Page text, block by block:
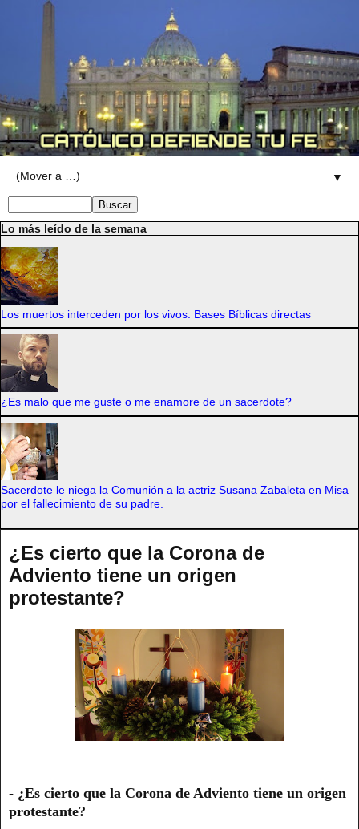
▼
Lo más leído de la semana
Los muertos interceden por los vivos. Bases Bíblicas directas
¿Es malo que me guste o me enamore de un sacerdote?
Sacerdote le niega la Comunión a la actriz Susana Zabaleta en Misa
por el fallecimiento de su padre.
¿Es cierto que la Corona de
Adviento tiene un origen
protestante?
- ¿Es cierto que la Corona de Adviento tiene un origen
protestante?